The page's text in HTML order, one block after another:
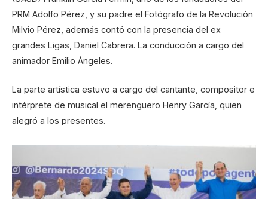
PRM Adolfo Pérez, y su padre el Fotógrafo de la Revolución
Milvio Pérez, además contó con la presencia del ex
grandes Ligas, Daniel Cabrera. La conducción a cargo del
animador Emilio Ángeles.
La parte artística estuvo a cargo del cantante, compositor e
intérprete de musical el merenguero Henry García, quien
alegró a los presentes.